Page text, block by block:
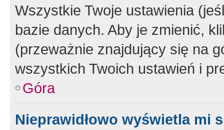
Wszystkie Twoje ustawienia
bazie danych. Aby je zmienić,
(przeważnie znajdujący się na
wszystkich Twoich ustawień i
Góra
Nieprawidłowo wyświetla mi